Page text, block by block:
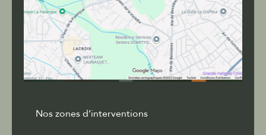
Nos zones d’interventions